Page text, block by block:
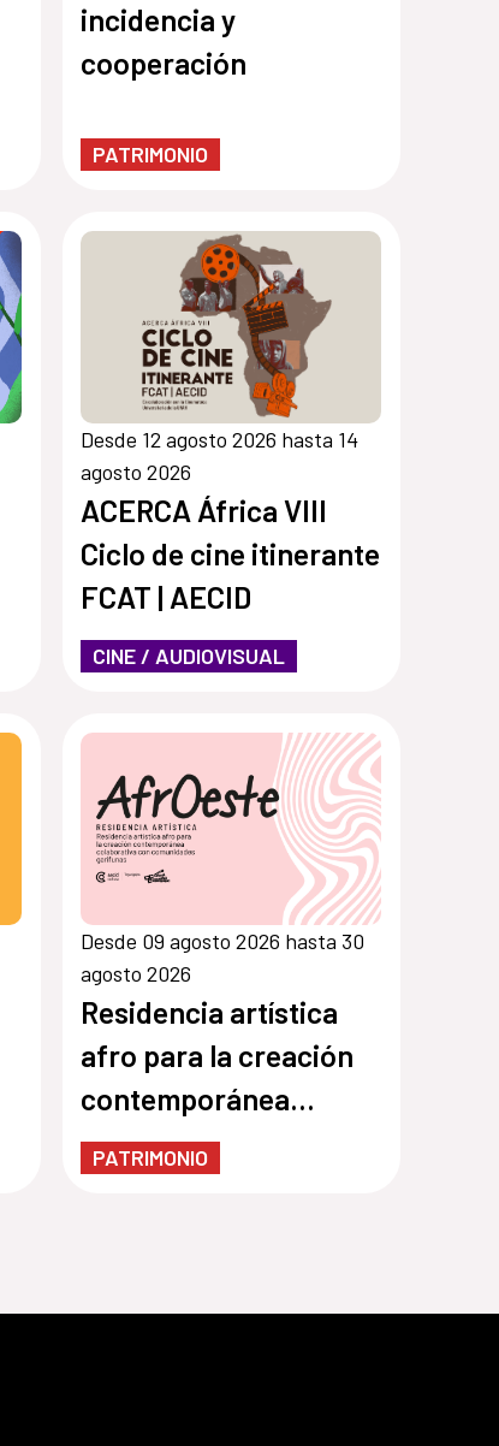
incidencia y
cooperación
PATRIMONIO
Desde 12 agosto 2026 hasta 14
agosto 2026
ACERCA África VIII
Ciclo de cine itinerante
FCAT | AECID
CINE / AUDIOVISUAL
Desde 09 agosto 2026 hasta 30
agosto 2026
Residencia artística
afro para la creación
contemporánea
colaborativa con
comunidades
PATRIMONIO